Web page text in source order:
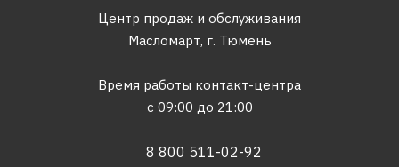
Центр продаж и обслуживания
Масломарт, г. Тюмень
Время работы контакт-центра
с 09:00 до 21:00
8 800 511-02-92